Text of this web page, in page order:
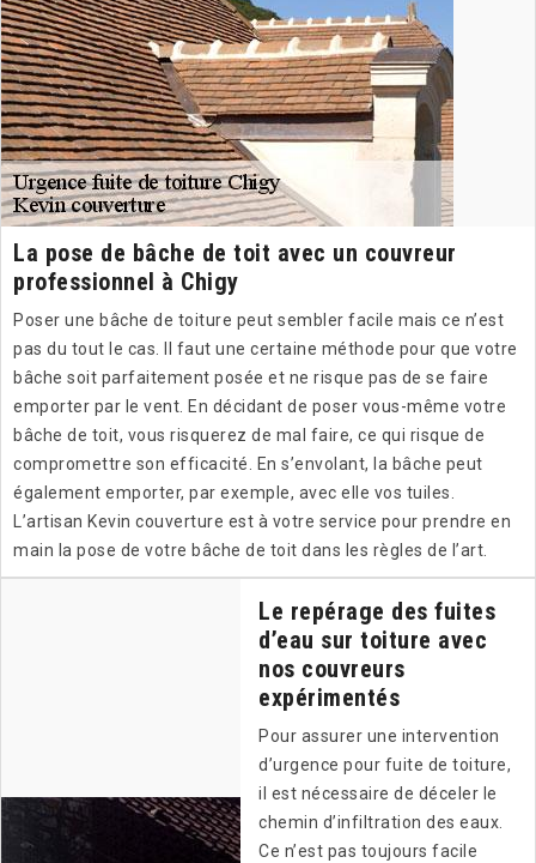
La pose de bâche de toit avec un couvreur
professionnel à Chigy
Poser une bâche de toiture peut sembler facile mais ce n’est
pas du tout le cas. Il faut une certaine méthode pour que votre
bâche soit parfaitement posée et ne risque pas de se faire
emporter par le vent. En décidant de poser vous-même votre
bâche de toit, vous risquerez de mal faire, ce qui risque de
compromettre son efficacité. En s’envolant, la bâche peut
également emporter, par exemple, avec elle vos tuiles.
L’artisan Kevin couverture est à votre service pour prendre en
main la pose de votre bâche de toit dans les règles de l’art.
Le repérage des fuites
d’eau sur toiture avec
nos couvreurs
expérimentés
Pour assurer une intervention
d’urgence pour fuite de toiture,
il est nécessaire de déceler le
chemin d’infiltration des eaux.
Ce n’est pas toujours facile